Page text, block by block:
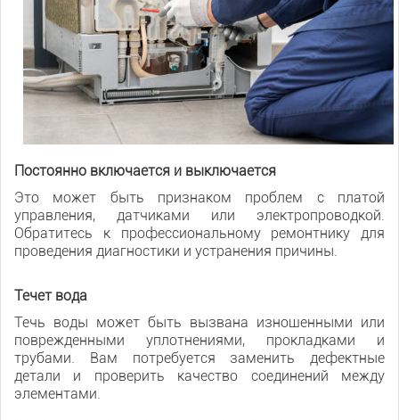
Постоянно включается и выключается
Это может быть признаком проблем с платой
управления, датчиками или электропроводкой.
Обратитесь к профессиональному ремонтнику для
проведения диагностики и устранения причины.
Течет вода
Течь воды может быть вызвана изношенными или
поврежденными уплотнениями, прокладками и
трубами. Вам потребуется заменить дефектные
детали и проверить качество соединений между
элементами.